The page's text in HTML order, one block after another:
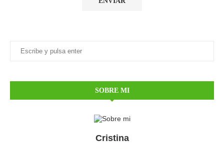
SOBRE MI
Cristina